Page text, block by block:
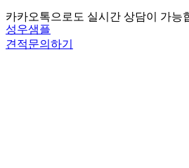
카카오톡으로도 실시간 상담이 가능
성우샘플
견적문의하기